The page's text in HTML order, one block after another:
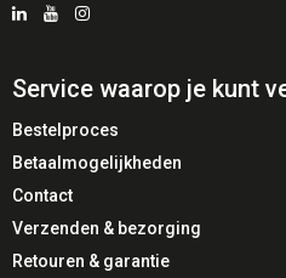
Callcenters
Medewerkers die geen
Organisaties met meerdere
✅ Voordelen
Service waarop je kunt
Bestelproces
Betaalmogelijkheden
Contact
Verzenden & bezorging
Retouren & garantie